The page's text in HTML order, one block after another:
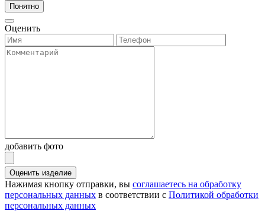
Понятно
Оценить
добавить фото
Оценить изделие
Нажимая кнопку отправки, вы соглашаетесь на обработку
персональных данных в соответствии с Политикой обработки
персональных данных